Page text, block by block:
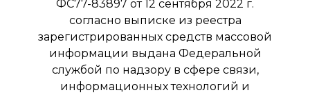
ФС77-83897 от 12 сентября 2022 г.
согласно выписке из реестра
зарегистрированных средств массовой
информации выдана Федеральной
службой по надзору в сфере связи,
информационных технологий и